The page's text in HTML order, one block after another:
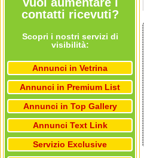
contatti ricevuti?
Scopri i nostri servizi di
visibilità:
Annunci in Vetrina
Annunci in Premium List
Annunci in Top Gallery
Annunci Text Link
Servizio Exclusive